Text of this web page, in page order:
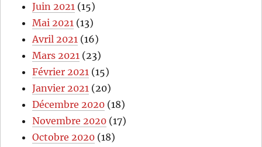
Juin 2021 (15)
Mai 2021 (13)
Avril 2021 (16)
Mars 2021 (23)
Février 2021 (15)
Janvier 2021 (20)
Décembre 2020 (18)
Novembre 2020 (17)
Octobre 2020 (18)